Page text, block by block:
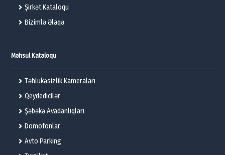
Şirkət Kataloqu
Bizimlə Əlaqə
Məhsul Kataloqu
Təhlükəsizlik Kameraları
Qeydedicilər
Şəbəkə Avadanlıqları
Domofonlar
Avto Parking